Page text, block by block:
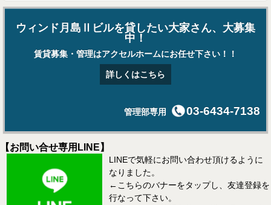
ウィンド月島Ⅱビルを貸したい大家さん、大募集
中！
賃貸募集・管理はアクセルホームにお任せ下さい！！
詳しくはこちら
管理部専用 03-6434-7138
【お問い合せ専用LINE】
LINEで気軽にお問い合わせ頂けるように
なりました。
←こちらのバナーをタップし、友達登録を
行なって下さい。